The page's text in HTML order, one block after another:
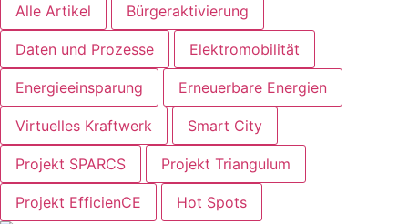
Alle Artikel Bürgeraktivierung
Daten und Prozesse Elektromobilität
Energieeinsparung Erneuerbare Energien
Virtuelles Kraftwerk Smart City
Projekt SPARCS Projekt Triangulum
Projekt EfficienCE Hot Spots